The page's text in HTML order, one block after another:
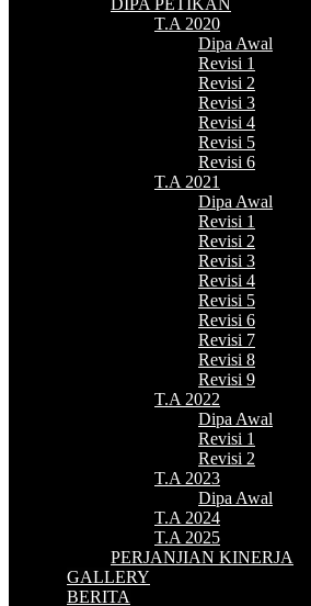
DIPA PETIKAN
T.A 2020
Dipa Awal
Revisi 1
Revisi 2
Revisi 3
Revisi 4
Revisi 5
Revisi 6
T.A 2021
Dipa Awal
Revisi 1
Revisi 2
Revisi 3
Revisi 4
Revisi 5
Revisi 6
Revisi 7
Revisi 8
Revisi 9
T.A 2022
Dipa Awal
Revisi 1
Revisi 2
T.A 2023
Dipa Awal
T.A 2024
T.A 2025
PERJANJIAN KINERJA
GALLERY
BERITA